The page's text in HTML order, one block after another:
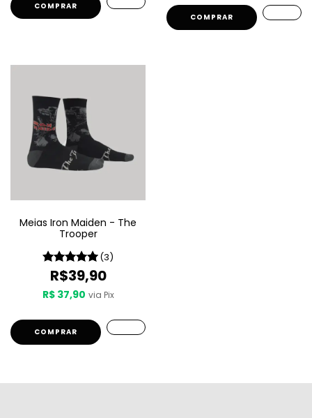
COMPRAR
COMPRAR
Meias Iron Maiden - The
Trooper
(3)
R$39,90
R$ 37,90 via Pix
COMPRAR